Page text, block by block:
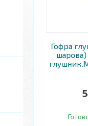
Гофра
шарова)